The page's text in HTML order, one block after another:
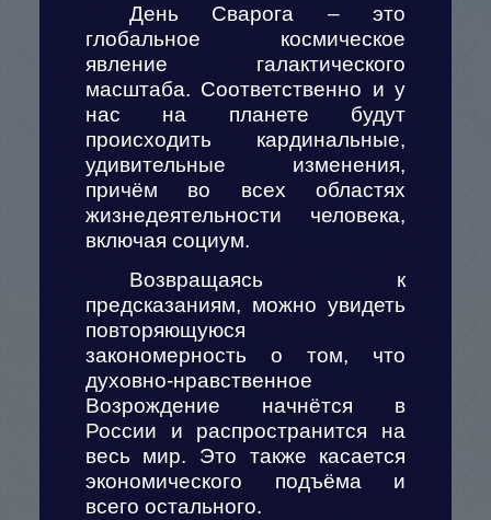
День Сварога – это
глобальное космическое
явление галактического
масштаба. Соответственно и у
нас на планете будут
происходить кардинальные,
удивительные изменения,
причём во всех областях
жизнедеятельности человека,
включая социум.
Возвращаясь к
предсказаниям, можно увидеть
повторяющуюся
закономерность о том, что
духовно-нравственное
Возрождение начнётся в
России и распространится на
весь мир. Это также касается
экономического подъёма и
всего остального.